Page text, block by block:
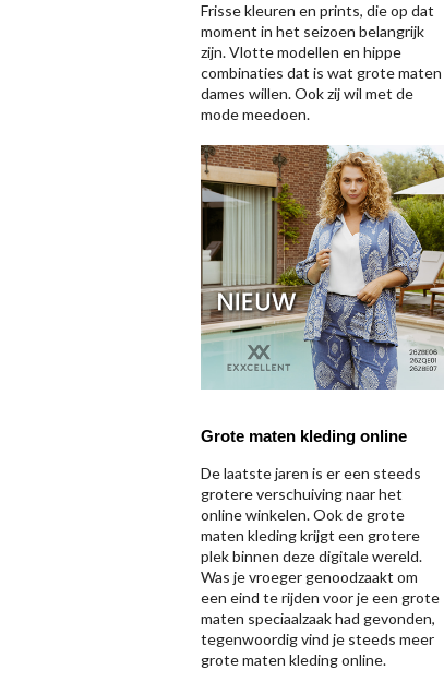
Frisse kleuren en prints, die op dat
moment in het seizoen belangrijk
zijn. Vlotte modellen en hippe
combinaties dat is wat grote maten
dames willen. Ook zij wil met de
mode meedoen.
Grote maten kleding online
De laatste jaren is er een steeds
grotere verschuiving naar het
online winkelen. Ook de grote
maten kleding krijgt een grotere
plek binnen deze digitale wereld.
Was je vroeger genoodzaakt om
een eind te rijden voor je een grote
maten speciaalzaak had gevonden,
tegenwoordig vind je steeds meer
grote maten kleding online.